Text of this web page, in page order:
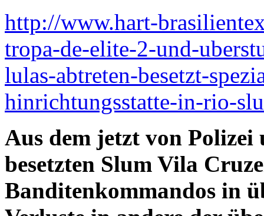
http://www.hart-
tropa-de-elite-2-und-
lulas-abtreten-besetzt-
hinrichtungsstatte-in-rio-
Aus dem jetzt von
besetzten Slum Vila
Banditenkommandos in